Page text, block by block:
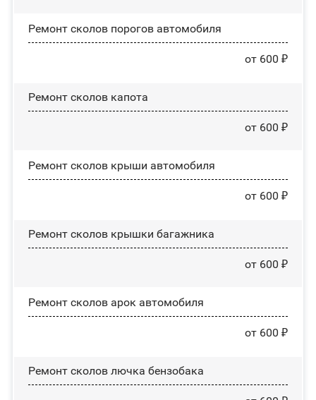
Ремонт сколов порогов автомобиля
от 600 ₽
Ремонт сколов капота
от 600 ₽
Ремонт сколов крыши автомобиля
от 600 ₽
Ремонт сколов крышки багажника
от 600 ₽
Ремонт сколов арок автомобиля
от 600 ₽
Ремонт сколов лючка бензобака